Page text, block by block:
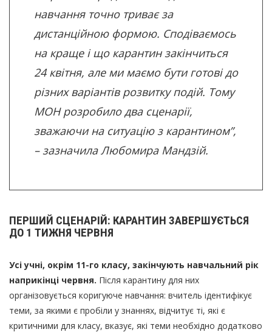
навчання точно триває за
дистанційною формою. Сподіваємось
на краще і що карантин закінчиться
24 квітня, але ми маємо бути готові до
різних варіантів розвитку подій. Тому
МОН розробило два сценарії,
зважаючи на ситуацію з карантином”,
– зазначила Любомира Мандзій.
ПЕРШИЙ СЦЕНАРІЙ: КАРАНТИН ЗАВЕРШУЄТЬСЯ
ДО 1 ТИЖНЯ ЧЕРВНЯ
Усі учні, окрім 11-го класу, закінчують навчальний рік
наприкінці червня. Після карантину для них
організовується коригуюче навчання: вчитель ідентифікує
теми, за якими є пробіли у знаннях, відчитує ті, які є
критичними для класу, вказує, які теми необхідно додатково